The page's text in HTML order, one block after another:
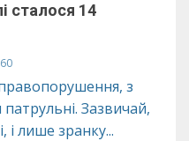
сталося 14
з
Зазвичай,
і лише зранку...